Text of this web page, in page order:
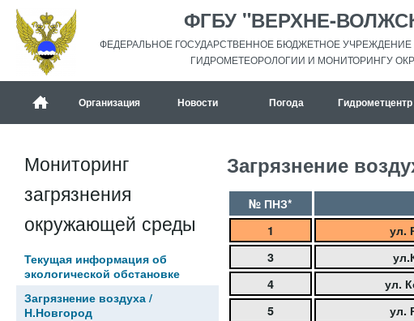
ФГБУ "ВЕРХНЕ-
ФЕДЕРАЛЬНОЕ ГОСУДАРСТВЕННОЕ БЮДЖЕТНОЕ
ГИДРОМЕТЕОРОЛОГИИ И МОНИТОРИНГУ
Организация Новости Погода Гидрометцентр
Загрязнение
№ ПНЗ*
1
ул.
3
4
ул.
5
ул.
Мониторинг
загрязнения
окружающей среды
Текущая информация об
экологической обстановке
Загрязнение воздуха /
Н.Новгород